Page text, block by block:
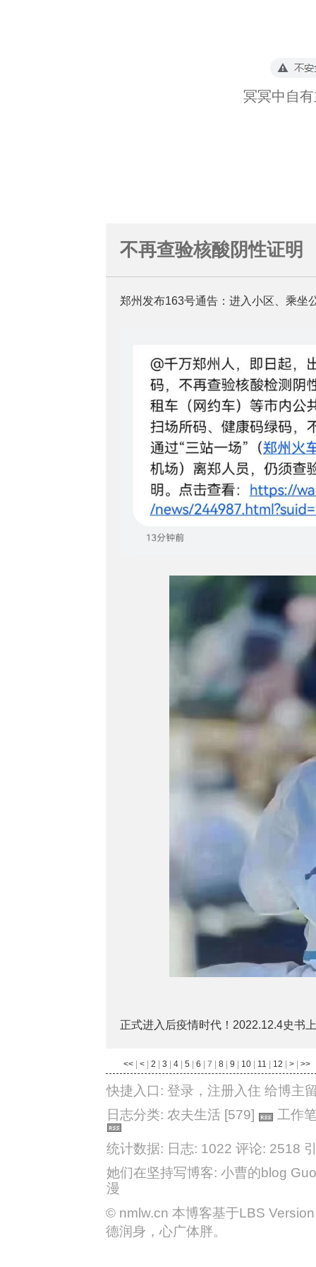
冥冥中自
不再查验核酸阴性证明
郑州发布163号通告：进入小区、乘坐
正式进入后疫情时代！2022.12.4史书
<< | < | 2 | 3 | 4 | 5 | 6 | 7 | 8 | 9 | 10 | 11 | 12 | > | >>
快捷入口: 登录 ， 注册入住 给博主
日志分类: 农夫生活 [579] 工作
统计数据: 日志: 1022 评论: 2518
她们在坚持写博客: 小曹的blog
漫
© nmlw.cn 本博客基于LBS
德润身，心广体胖。